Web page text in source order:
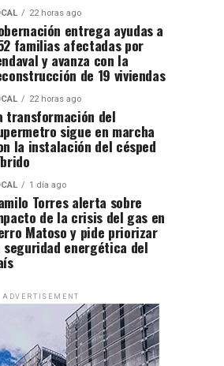
22 horas ago
entrega ayudas a
familias afectadas por
y avanza con la
de 19 viviendas
22 horas ago
transformación del
sigue en marcha
la instalación del césped
1 día ago
Torres alerta sobre
de la crisis del gas en
Matoso y pide priorizar
seguridad energética del
ADVERTISEMENT